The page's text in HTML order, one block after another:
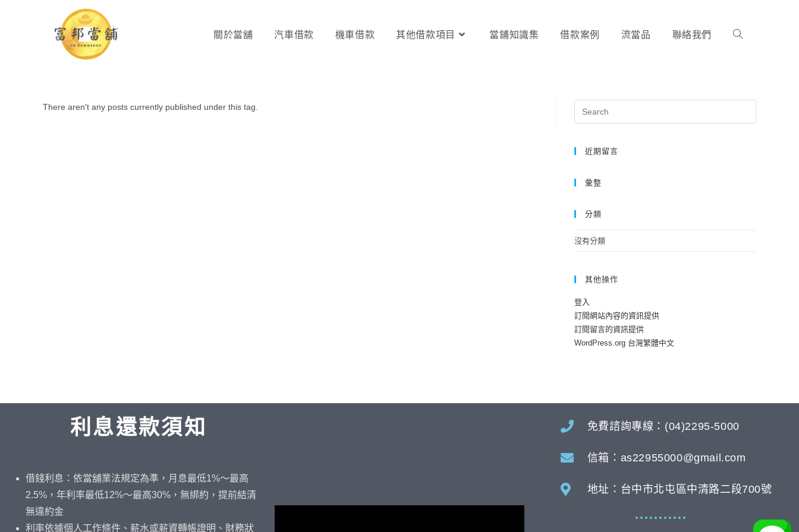
關於當舖 汽車借款 機車借款 其他借款項目 當鋪知識集 借款案例 流當品 聯絡我們
There aren't any posts currently published under this tag.
近期留言
彙整
分類
沒有分類
其他操作
登入
訂閱網站內容的資訊提供
訂閱留言的資訊提供
WordPress.org 台灣繁體中文
利息還款須知
借錢利息：依當舖業法規定為準，月息最低1%～最高
2.5%，年利率最低12%～最高30%，無綁約，提前結清
無違約金
利率依據個人工作條件、薪水或薪資轉帳證明、財務狀
免費諮詢專線：(04)2295-5000
信箱：as22955000@gmail.com
地址：台中市北屯區中清路二段700號